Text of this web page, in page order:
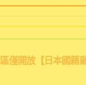
僅開放【日本國籍